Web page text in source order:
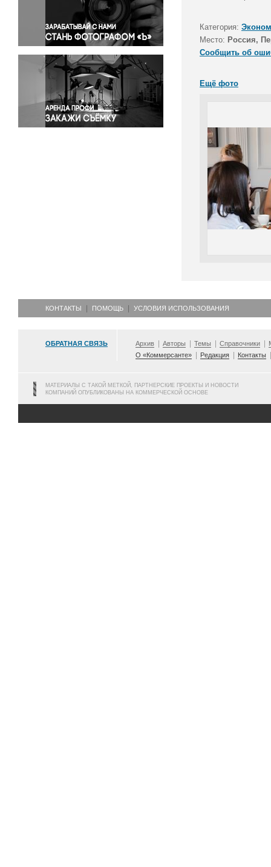
Правосудие
Происшествия и конфликты
Религия
Светская жизнь
Спорт
Экология
Экономика и бизнес
Категория:
Место: Россия,
Сообщить об
Ещё фото
КОНТАКТЫ ПОМОЩЬ УСЛОВИЯ ИСПОЛЬЗОВАНИЯ
ОБРАТНАЯ СВЯЗЬ Архив Авторы Темы Справочники
О «Коммерсанте»
Редакция Контакты
МАТЕРИАЛЫ С ТАКОЙ МЕТКОЙ, ПАРТНЕРСКИЕ ПРОЕКТЫ И НОВОСТИ
КОМПАНИЙ ОПУБЛИКОВАНЫ НА КОММЕРЧЕСКОЙ ОСНОВЕ